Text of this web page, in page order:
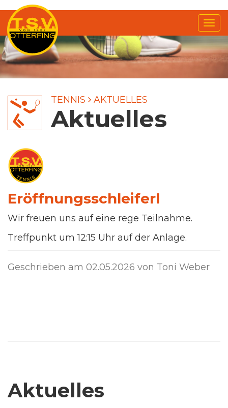
TENNIS AKTUELLES
Aktuelles
Eröffnungsschleiferl
Wir freuen uns auf eine rege Teilnahme.
Treffpunkt um 12:15 Uhr auf der Anlage.
Geschrieben am 02.05.2026 von Toni Weber
Aktuelles